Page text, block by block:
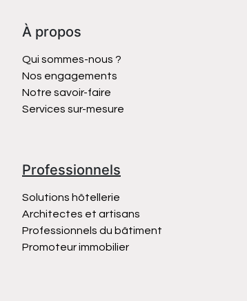
Professionnels
Solutions hôtellerie
Architectes et artisans
Professionnels du bâtiment
Promoteur immobilier
À propos
Qui sommes-nous ?
Nos engagements
Notre savoir-faire
Services sur-mesure